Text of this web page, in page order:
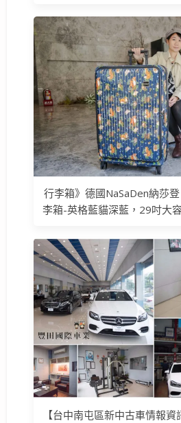
行李箱》德國NaSaDen納莎
李箱-英格藍貓深藍，29吋大
【台中南屯區新中古車情報